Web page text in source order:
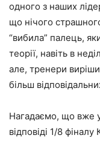
одного з наших
що нічого
“вибила” палець,
теорії, навіть в
але, тренери
більш
Нагадаємо, що вже
відповіді 1/8